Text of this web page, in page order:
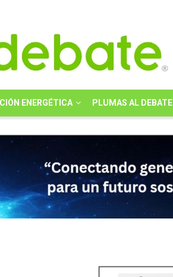
ENERGÉTICA PLUMAS AL DEBATE